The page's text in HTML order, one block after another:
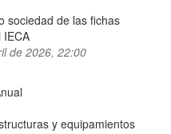
sociedad de las fichas
IECA
de 2026, 22:00
y equipamientos